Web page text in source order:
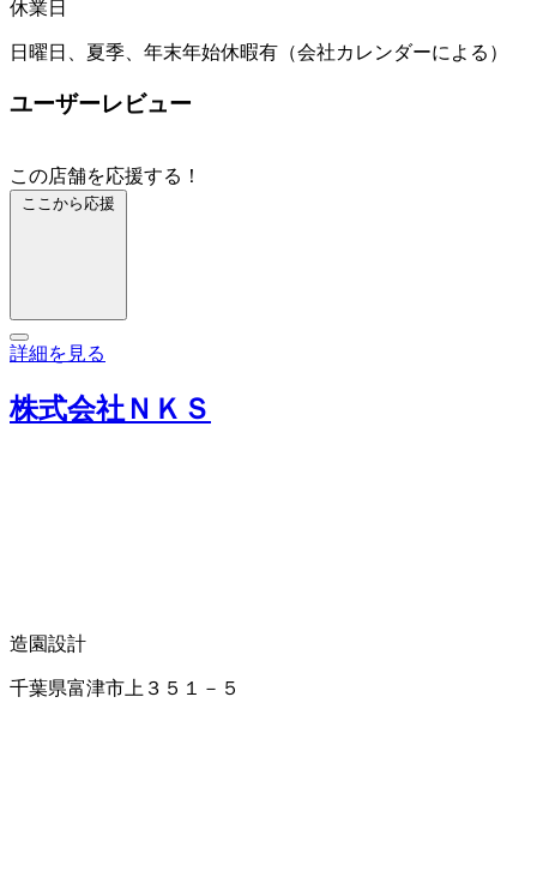
休業日
日曜日、夏季、年末年始休暇有（会社カレンダーによる）
ユーザーレビュー
この店舗を応援する！
ここから応援
詳細を見る
株式会社ＮＫＳ
造園設計
千葉県富津市上３５１－５